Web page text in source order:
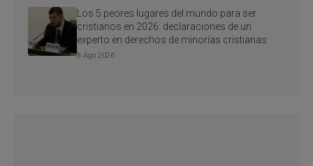
Los 5 peores lugares del mundo para ser
cristianos en 2026: declaraciones de un
experto en derechos de minorías cristianas
8 Ago 2026